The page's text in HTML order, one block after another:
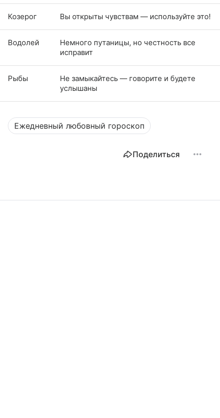
Козерог Вы открыты чувствам — используйте это!
Водолей
Немного путаницы, но честность все
исправит
Рыбы
Не замыкайтесь — говорите и будете
услышаны
Ежедневный любовный гороскоп
Поделиться